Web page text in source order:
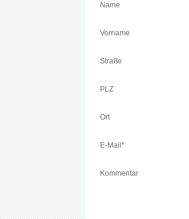
Name
Vorname
Straße
PLZ
Ort
E-Mail *
Kommentar